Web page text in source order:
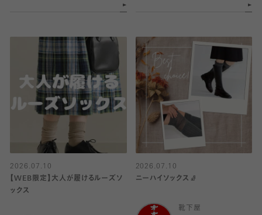
2026.07.10
【WEB限定】大人が履けるルーズソ
ックス
2026.07.10
ニーハイソックス🧦
靴下屋